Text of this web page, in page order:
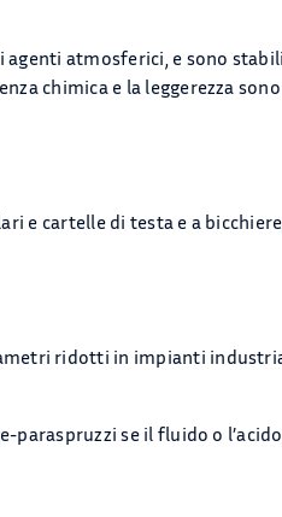
atmosferici, e sono
chimica e la leggerezza
e cartelle di testa e a
ridotti in impianti
paraspruzzi se il fluido o